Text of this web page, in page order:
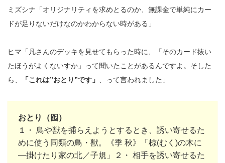
ミズシナ「オリジナリティを求めとるのか、無課金で単純にカー
ドが足りないだけなのかわからない時がある」
ヒマ「凡さんのデッキを見せてもらった時に、「そのカード抜い
たほうがよくないすか」って聞いたことがあるんですよ。そした
ら、
「これは”おとり”です」 、って言われました」
おとり（囮）
１・ 鳥や獣を捕らえようとするとき、誘い寄せるた
めに使う同類の鳥・獣。《季 秋》「椋(むく)の木に
―掛けたり家の北／子規」２・ 相手を誘い寄せるた